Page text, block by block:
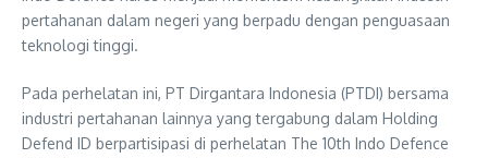
pertahanan dalam negeri yang berpadu dengan penguasaan
teknologi tinggi.
Pada perhelatan ini, PT Dirgantara Indonesia (PTDI) bersama
industri pertahanan lainnya yang tergabung dalam Holding
Defend ID berpartisipasi di perhelatan The 10th Indo Defence